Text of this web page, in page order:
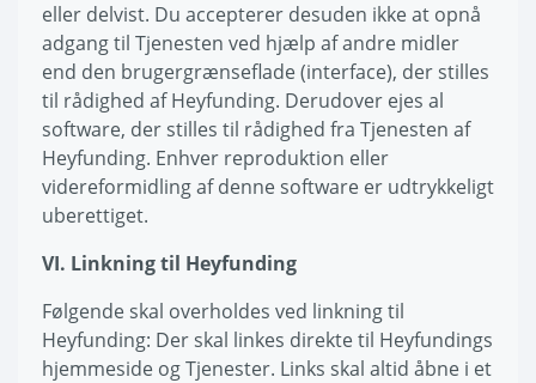
eller delvist. Du accepterer desuden ikke at opnå
adgang til Tjenesten ved hjælp af andre midler
end den brugergrænseflade (interface), der stilles
til rådighed af Heyfunding. Derudover ejes al
software, der stilles til rådighed fra Tjenesten af
Heyfunding. Enhver reproduktion eller
videreformidling af denne software er udtrykkeligt
uberettiget.
VI. Linkning til Heyfunding
Følgende skal overholdes ved linkning til
Heyfunding: Der skal linkes direkte til Heyfundings
hjemmeside og Tjenester. Links skal altid åbne i et